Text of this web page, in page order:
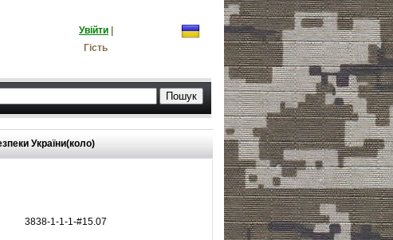
Увійти
Гість
України(коло)
3838-1-1-1-#15.07